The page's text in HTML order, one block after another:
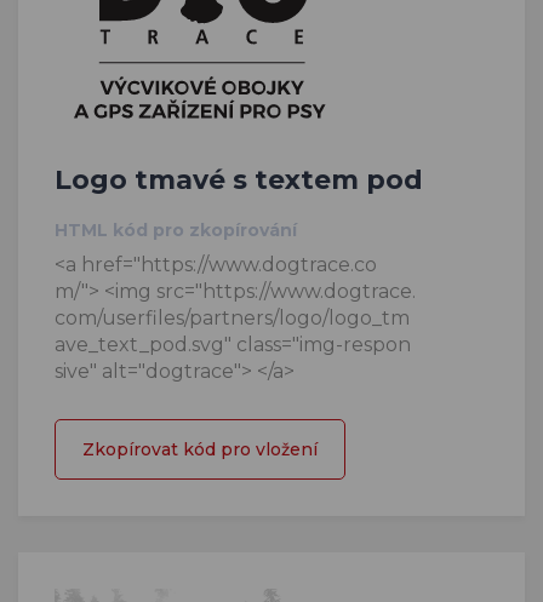
Logo tmavé s textem pod
HTML kód pro zkopírování
<a href="https://www.dogtrace.co
m/"> <img src="https://www.dogtrace.
com/userfiles/partners/logo/logo_tm
ave_text_pod.svg" class="img-respon
sive" alt="dogtrace"> </a>
Zkopírovat kód pro vložení